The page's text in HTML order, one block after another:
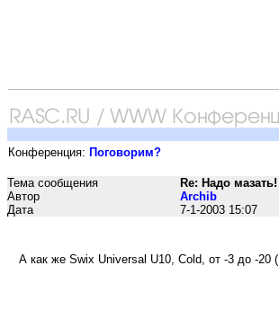
Конференция: Поговорим?
Тема сообщения
Re: Надо мазать!
Автор
Archib
Дата
7-1-2003 15:07
А как же Swix Universal U10, Cold, от -3 до -20